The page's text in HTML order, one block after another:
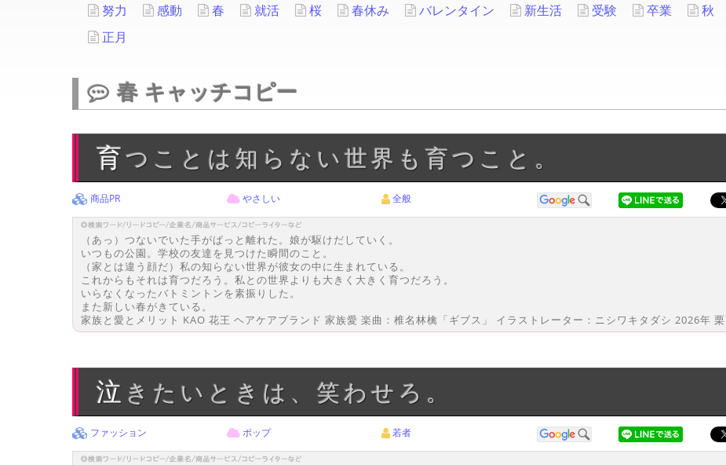
努力
感動 春 就活 桜 春休み バレンタイン 新生活 受験 卒業 秋
正月
春 キャッチコピー
育つことは知らない世界も育つこと。
商品PR やさしい 全般
（あっ）つないでいた手がぱっと離れた。娘が駆けだしていく。
いつもの公園。学校の友達を見つけた瞬間のこと。
（家とは違う顔だ）私の知らない世界が彼女の中に生まれている。
これからもそれは育つだろう。私との世界よりも大きく大きく育つだろう。
いらなくなったバトミントンを素振りした。
また新しい春がきている。
家族と愛とメリット KAO 花王 ヘアケアブランド 家族愛 楽曲：椎名林檎「ギブス」 イラストレーター：ニシワキタダシ 2026年
泣きたいときは、笑わせろ。
ファッション ポップ 若者